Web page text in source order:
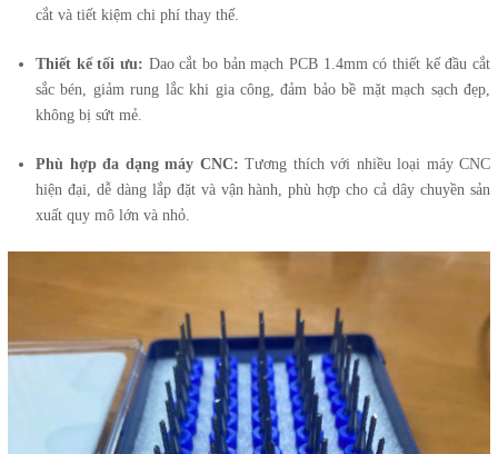
cắt và tiết kiệm chi phí thay thế.
Thiết kế tối ưu: Dao cắt bo bản mạch PCB 1.4mm có thiết kế đầu cắt
sắc bén, giảm rung lắc khi gia công, đảm bảo bề mặt mạch sạch đẹp,
không bị sứt mẻ.
Phù hợp đa dạng máy CNC: Tương thích với nhiều loại máy CNC
hiện đại, dễ dàng lắp đặt và vận hành, phù hợp cho cả dây chuyền sản
xuất quy mô lớn và nhỏ.